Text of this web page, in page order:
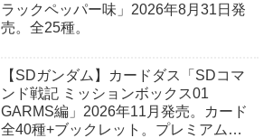
ラックペッパー味」2026年8月31日発
売。全25種。
【SDガンダム】カードダス「SDコマ
ンド戦記 ミッションボックス01
GARMS編」2026年11月発売。カード
全40種+ブックレット。プレミアムバ